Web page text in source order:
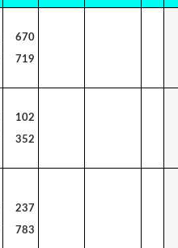
670
719
102
352
237
783